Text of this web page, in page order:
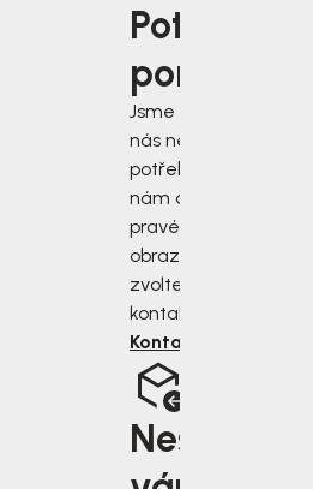
Potřebujete
poradit?
Jsme tu pro vás, když
nás nejvíce
potřebujete. Napište
nám do chatu v
pravém dolním rohu
obrazovky, nebo
zvolte jiný druh
kontaktu.
Kontaktujte nás
Nesedí